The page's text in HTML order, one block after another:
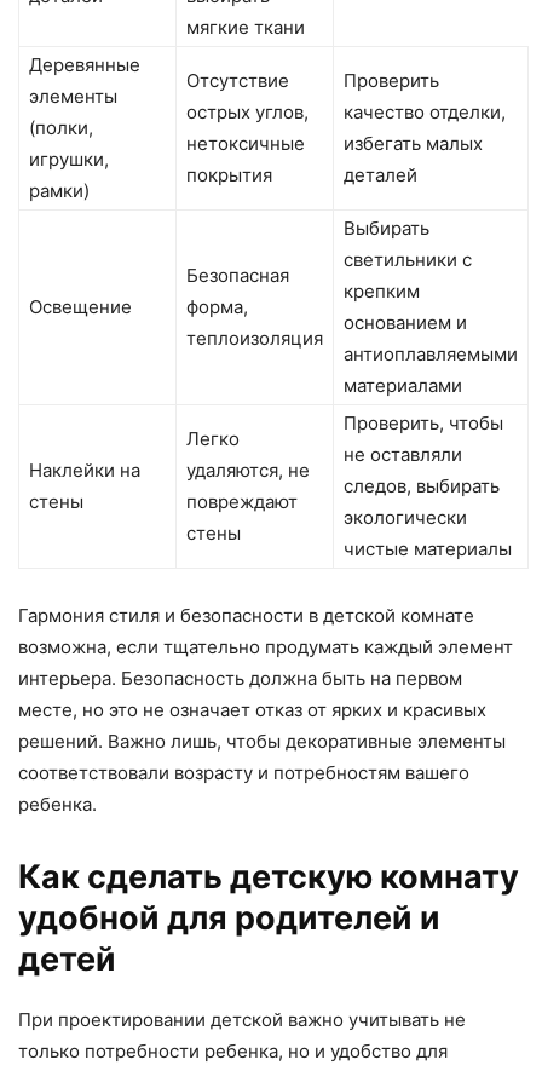
мягкие ткани
Деревянные
элементы
(полки,
игрушки,
рамки)
Отсутствие
острых углов,
нетоксичные
покрытия
Проверить
качество отделки,
избегать малых
деталей
Освещение
Безопасная
форма,
теплоизоляция
Выбирать
светильники с
крепким
основанием и
антиоплавляемыми
материалами
Наклейки на
стены
Легко
удаляются, не
повреждают
стены
Проверить, чтобы
не оставляли
следов, выбирать
экологически
чистые материалы
Гармония стиля и безопасности в детской комнате
возможна, если тщательно продумать каждый элемент
интерьера. Безопасность должна быть на первом
месте, но это не означает отказ от ярких и красивых
решений. Важно лишь, чтобы декоративные элементы
соответствовали возрасту и потребностям вашего
ребенка.
Как сделать детскую комнату
удобной для родителей и
детей
При проектировании детской важно учитывать не
только потребности ребенка, но и удобство для